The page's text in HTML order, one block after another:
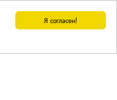
Я согласен!